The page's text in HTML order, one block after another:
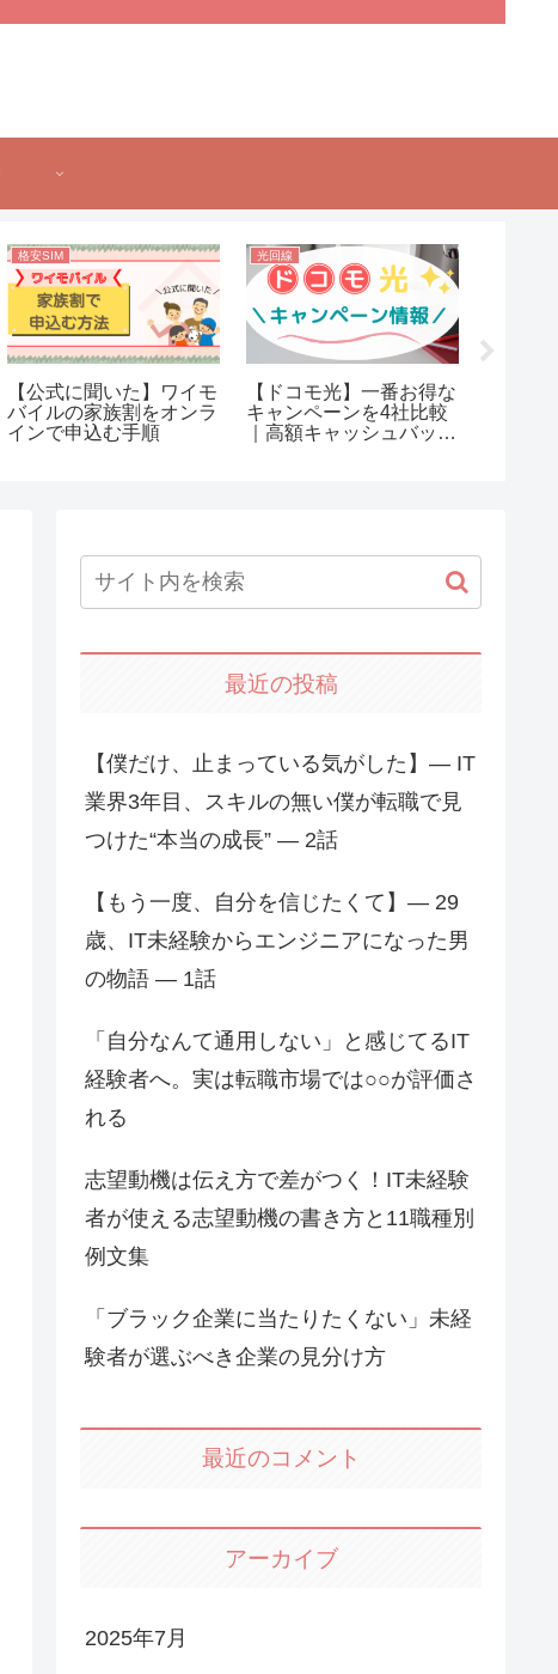
格安SIM
【公式に聞いた】ワイモ
バイルの家族割をオンラ
インで申込む手順
光回線
【ドコモ光】一番お得な
キャンペーンを4社比較
｜高額キャッシュバック
最近の投稿
【僕だけ、止まっている気がした】― IT
業界3年目、スキルの無い僕が転職で見
つけた“本当の成長” ― 2話
【もう一度、自分を信じたくて】― 29
歳、IT未経験からエンジニアになった男
の物語 ― 1話
「自分なんて通用しない」と感じてるIT
経験者へ。実は転職市場では○○が評価さ
れる
志望動機は伝え方で差がつく！IT未経験
者が使える志望動機の書き方と11職種別
例文集
「ブラック企業に当たりたくない」未経
験者が選ぶべき企業の見分け方
最近のコメント
アーカイブ
2025年7月